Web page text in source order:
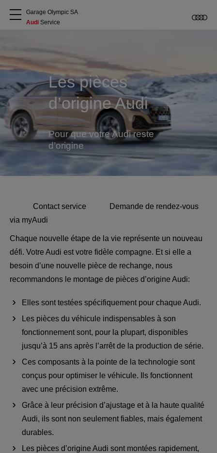
Acheter une Audi
Service
Accessoires Audi d'origine
Garage Olympic SA
Audi Service
Les pièces
d’origine Audi
Pour que votre Audi reste
d’origine
Contact service
Demande de rendez-vous
via myAudi
Chaque nouvelle étape de la vie représente un nouveau
défi. Votre Audi est votre fidèle compagne. Et si elle a
besoin d’une nouvelle pièce de rechange, nous
recommandons le montage de pièces d’origine Audi:
Elles sont testées spécifiquement pour chaque Audi.
Les pièces du véhicule indispensables à son
fonctionnement sont, pour la plupart, disponibles
jusqu’à 15 ans après l’arrêt de la production de série.
Ces composants à la pointe de la technologie sont
conçus pour optimiser le véhicule. Ils fonctionnent
avec une précision extrême.
Grâce à leur précision d’ajustage et à la haute qualité
Audi, ils sont non seulement fiables, mais également
durables.
Les pièces d’origine Audi sont montées rapidement,